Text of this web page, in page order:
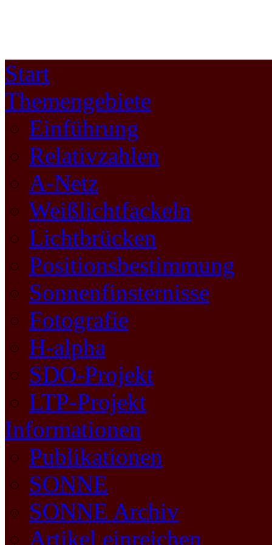
Start
Themengebiete
Einführung
Relativzahlen
A-Netz
Weißlichtfackeln
Lichtbrücken
Positionsbestimmung
Sonnenfinsternisse
Fotografie
H-alpha
SDO-Projekt
LTP-Projekt
Informationen
Publikationen
SONNE
SONNE Archiv
Artikel einreichen